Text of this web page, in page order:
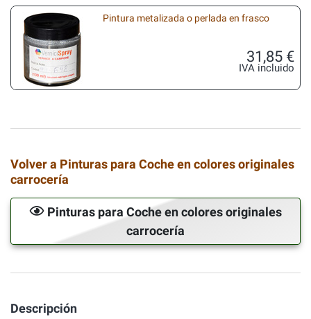
Pintura metalizada o perlada en frasco
31,85 €
IVA incluido
Volver a Pinturas para Coche en colores originales
carrocería
Pinturas para Coche en colores originales
carrocería
Descripción